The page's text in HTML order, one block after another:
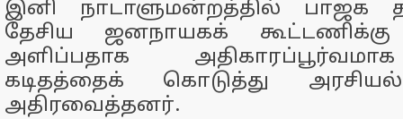
இனி நாடாளுமன்றத்தில் பாஜக
தேசிய ஜனநாயகக் கூட்டணிக்கு
அளிப்பதாக
கடிதத்தைக் கொடுத்து
அதிரவைத்தனர்.